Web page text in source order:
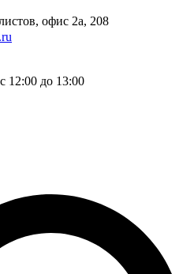
офис 2а, 208
12:00 до 13:00